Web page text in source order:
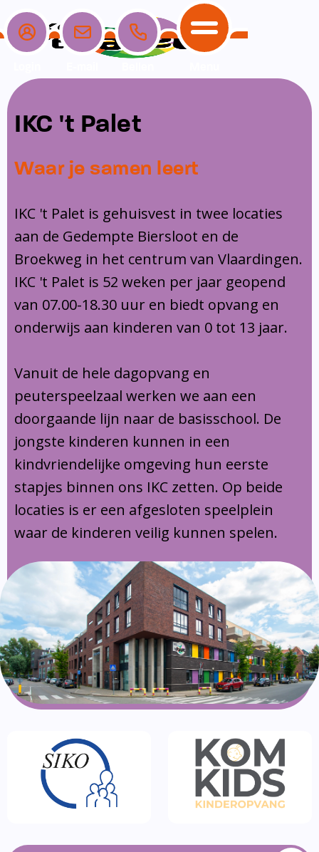
Home
School
Ons team
Schoolgids
Leerlingenzorg
Privacy
Vakanties en lesvrije dagen
Ouders
Ouders
Overblijf
Ouderraad
Medezeggenschapsraad
Klachtenregeling
Opvang
Opvang
Peuterspeelzaal
Buitenschoolse opvang
Communicatie
Communicatie
Contact
IKC 't Palet
Waar je samen leert
IKC 't Palet is gehuisvest in twee locaties
aan de Gedempte Biersloot en de
Broekweg in het centrum van Vlaardingen.
IKC 't Palet is 52 weken per jaar geopend
van 07.00-18.30 uur en biedt opvang en
onderwijs aan kinderen van 0 tot 13 jaar.
Vanuit de hele dagopvang en
peuterspeelzaal werken we aan een
doorgaande lijn naar de basisschool. De
jongste kinderen kunnen in een
kindvriendelijke omgeving hun eerste
stapjes binnen ons IKC zetten. Op beide
locaties is er een afgesloten speelplein
waar de kinderen veilig kunnen spelen.